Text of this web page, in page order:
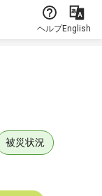
ヘルプEnglish
被災状況